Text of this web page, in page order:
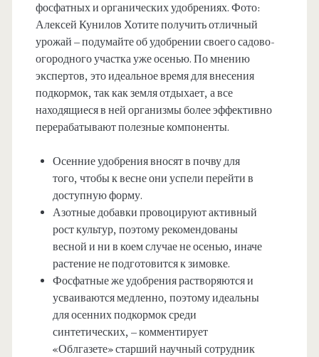
фосфатных и органических удобрениях. Фото:
Алексей Кунилов Хотите получить отличный
урожай – подумайте об удобрении своего садово-
огородного участка уже осенью. По мнению
экспертов, это идеальное время для внесения
подкормок, так как земля отдыхает, а все
находящиеся в ней организмы более эффективно
перерабатывают полезные компоненты.
Осенние удобрения вносят в почву для
того, чтобы к весне они успели перейти в
доступную форму.
Азотные добавки провоцируют активный
рост культур, поэтому рекомендованы
весной и ни в коем случае не осенью, иначе
растение не подготовится к зимовке.
Фосфатные же удобрения растворяются и
усваиваются медленно, поэтому идеальны
для осенних подкормок среди
синтетических, – комментирует
«Облгазете» старший научный сотрудник